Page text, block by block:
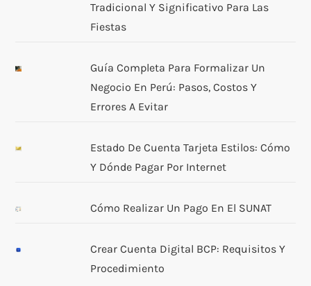
Tradicional Y Significativo Para Las
Fiestas
Guía Completa Para Formalizar Un
Negocio En Perú: Pasos, Costos Y
Errores A Evitar
Estado De Cuenta Tarjeta Estilos: Cómo
Y Dónde Pagar Por Internet
Cómo Realizar Un Pago En El SUNAT
Crear Cuenta Digital BCP: Requisitos Y
Procedimiento